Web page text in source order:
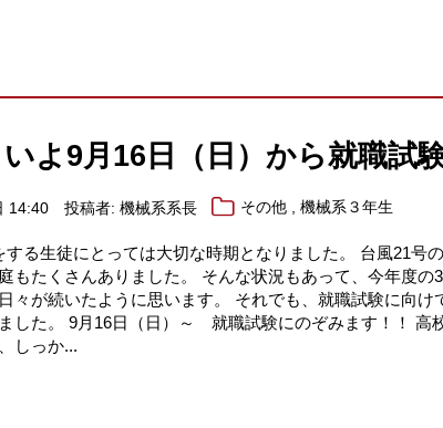
よ9月16日（日）から就職試
14:40 投稿者: 機械系系長 その他 ,機械系３年生
する生徒にとっては大切な時期となりました。 台風21号
もたくさんありました。 そんな状況もあって、今年度の
々が続いたように思います。 それでも、就職試験に向け
した。 9月16日（日）～ 就職試験にのぞみます！！ 高
しっか...